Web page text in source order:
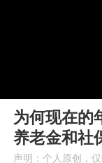
为何现在的
养老金和社
声明：个人原创，